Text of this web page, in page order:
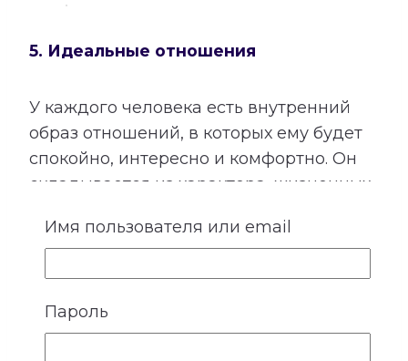
5. Идеальные отношения
У каждого человека есть внутренний
образ отношений, в которых ему будет
спокойно, интересно и комфортно. Он
складывается из характера, жизненных
представлений о подходящем
реальным человеком рядом.
Имя пользователя или email
Пароль